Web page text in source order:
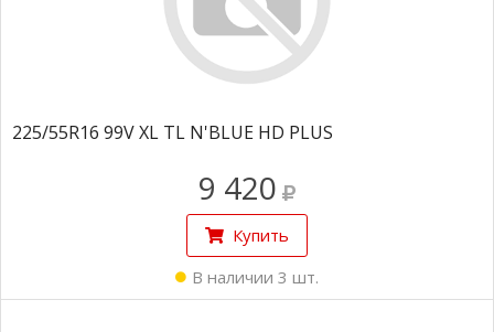
225/55R16 99V XL TL N'BLUE HD PLUS
9 420
Купить
В наличии 3 шт.